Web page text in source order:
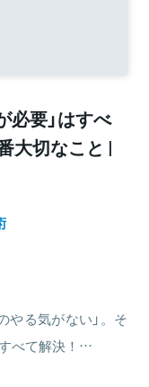
必要」はすべ
大切なこと |
やる気がない」。そ
すべて解決！…